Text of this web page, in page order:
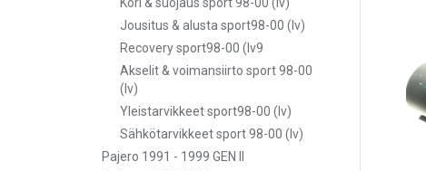
Jousitus & alusta sport98-00 (lv)
Recovery sport98-00 (lv9
Akselit & voimansiirto sport 98-00
(lv)
Yleistarvikkeet sport98-00 (lv)
Sähkötarvikkeet sport 98-00 (lv)
Pajero 1991 - 1999 GEN II